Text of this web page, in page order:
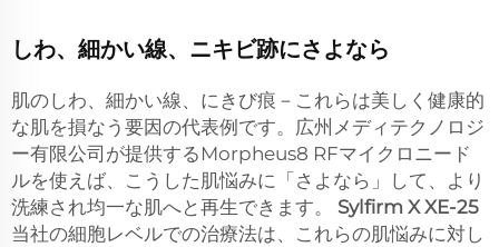
しわ、細かい線、ニキビ跡にさよなら
肌のしわ、細かい線、にきび痕－これらは美しく健康的
な肌を損なう要因の代表例です。広州メディテクノロジ
ー有限公司が提供するMorpheus8 RFマイクロニード
ルを使えば、こうした肌悩みに「さよなら」して、より
洗練され均一な肌へと再生できます。 Sylfirm X XE-25
当社の細胞レベルでの治療法は、これらの肌悩みに対し